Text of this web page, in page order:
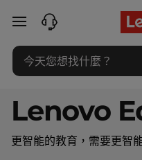
聯
想
教
育
電
跳至主要內容
Lenovo
更智能的教育，需要更智